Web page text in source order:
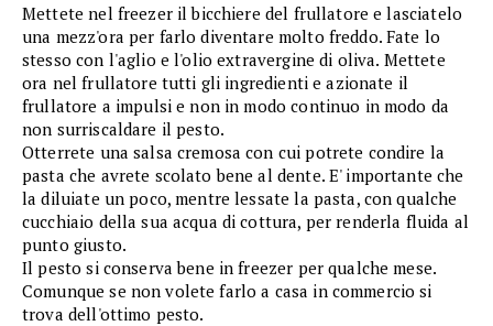
Mettete nel freezer il bicchiere del frullatore e lasciatelo
una mezz'ora per farlo diventare molto freddo. Fate lo
stesso con l'aglio e l'olio extravergine di oliva. Mettete
ora nel frullatore tutti gli ingredienti e azionate il
frullatore a impulsi e non in modo continuo in modo da
non surriscaldare il pesto.
Otterrete una salsa cremosa con cui potrete condire la
pasta che avrete scolato bene al dente. E' importante che
la diluiate un poco, mentre lessate la pasta, con qualche
cucchiaio della sua acqua di cottura, per renderla fluida al
punto giusto.
Il pesto si conserva bene in freezer per qualche mese.
Comunque se non volete farlo a casa in commercio si
trova dell'ottimo pesto.